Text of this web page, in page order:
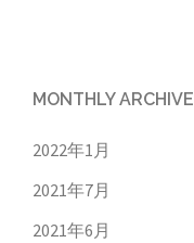
MONTHLY ARCHIVE
2022年1月
2021年7月
2021年6月